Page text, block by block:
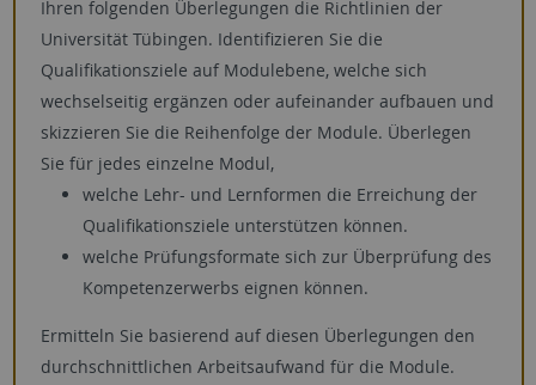
Ihren folgenden Überlegungen die Richtlinien der
Universität Tübingen. Identifizieren Sie die
Qualifikationsziele auf Modulebene, welche sich
wechselseitig ergänzen oder aufeinander aufbauen und
skizzieren Sie die Reihenfolge der Module. Überlegen
Sie für jedes einzelne Modul,
welche Lehr- und Lernformen die Erreichung der
Qualifikationsziele unterstützen können.
welche Prüfungsformate sich zur Überprüfung des
Kompetenzerwerbs eignen können.
Ermitteln Sie basierend auf diesen Überlegungen den
durchschnittlichen Arbeitsaufwand für die Module.